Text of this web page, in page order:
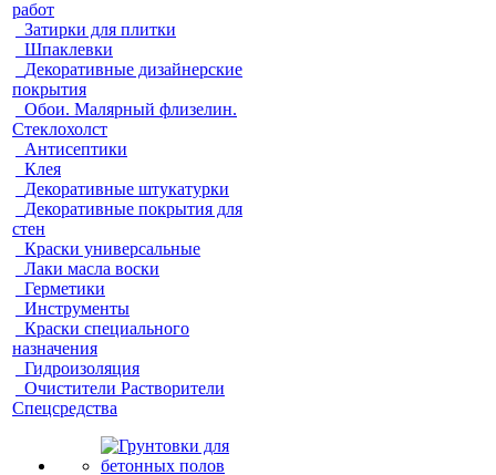
работ
Затирки для плитки
Шпаклевки
Декоративные дизайнерские
покрытия
Обои. Малярный флизелин.
Стеклохолст
Антисептики
Клея
Декоративные штукатурки
Декоративные покрытия для
стен
Краски универсальные
Лаки масла воски
Герметики
Инструменты
Краски специального
назначения
Гидроизоляция
Очистители Растворители
Спецсредства